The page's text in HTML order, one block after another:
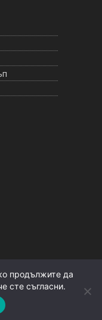
-
продължите да
сте съгласни.